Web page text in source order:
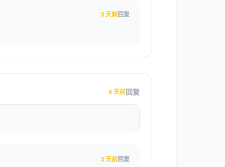
3 天前回复
4 天前 回复
3 天前回复